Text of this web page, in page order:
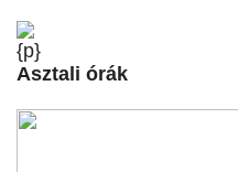
{p}
Asztali órák